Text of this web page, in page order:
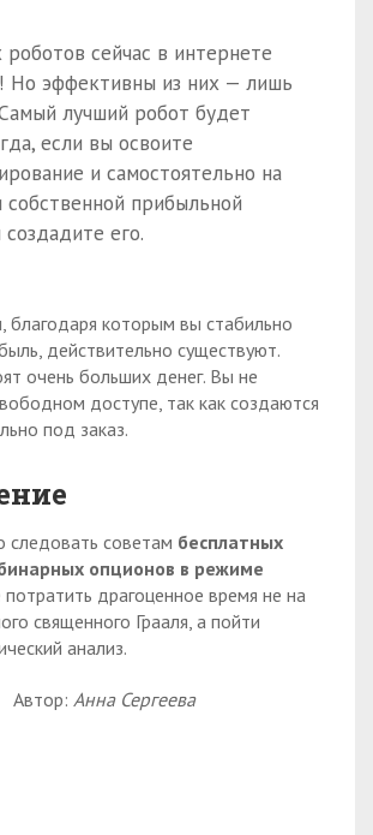
сейчас в интернете
Но эффективны из них — лишь
лучший робот будет
если вы освоите
и самостоятельно на
собственной прибыльной
создадите его.
благодаря которым вы стабильно
действительно существуют.
очень больших денег. Вы не
доступе, так как создаются
под заказ.
следовать советам бесплатных
опционов в режиме
потратить драгоценное время не на
священного Грааля, а пойти
анализ.
Автор: Анна Сергеева